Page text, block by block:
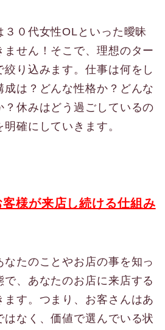
０代女性OLといった曖昧
ません！そこで、理想のター
り込みます。仕事は何をし
成は？どんな性格か？どんな
？休みはどう過ごしているの
確にしていきます。
様が来店し続ける仕組み
たのことやお店の事を知っ
、あなたのお店に来店する
す。つまり、お客さんはあ
はなく、価値で選んでいる状